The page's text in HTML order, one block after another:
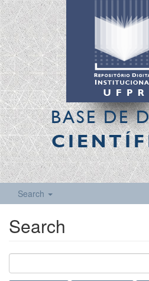
BASE DE
Search
Search